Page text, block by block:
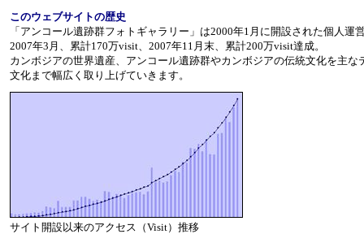
このウェブサイトの歴史
「アンコール遺跡群フォトギャラリー」は2000年1月に開設された個人運
2007年3月、累計170万visit、2007年11月末、累計200万visit達成。
カンボジアの世界遺産、アンコール遺跡群やカンボジアの伝統文化を主な
文化まで幅広く取り上げていきます。
サイト開設以来のアクセス（Visit）推移